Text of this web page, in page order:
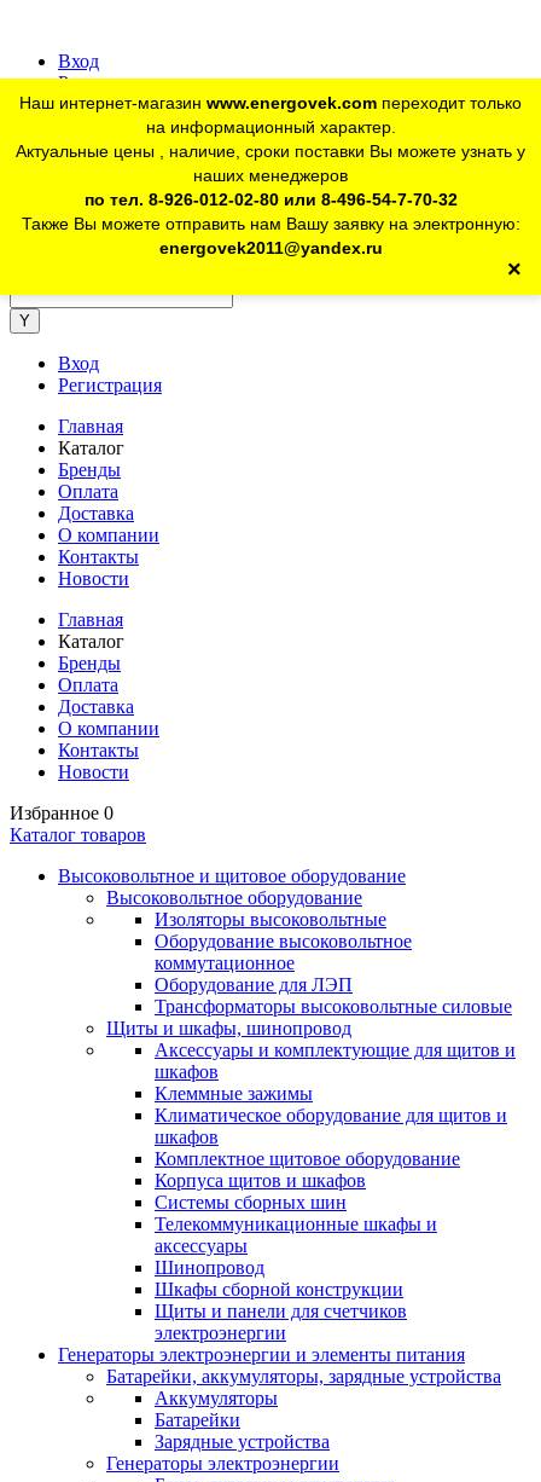
Вход
Регистрация
Для юр. лиц:+7 (926) 012-02-80
telegram Розничный магазин:+7 (925) 902-46-10
Наш интернет-магазин www.energovek.com переходит только
на информационный характер.
Актуальные цены , наличие, сроки поставки Вы можете узнать у
наших менеджеров
по тел. 8-926-012-02-80 или 8-496-54-7-70-32
Также Вы можете отправить нам Вашу заявку на электронную:
energovek2011@yandex.ru
×
Вход
Регистрация
Главная
Каталог
Бренды
Оплата
Доставка
О компании
Контакты
Новости
Главная
Каталог
Бренды
Оплата
Доставка
О компании
Контакты
Новости
Избранное 0
Каталог товаров
Высоковольтное и щитовое оборудование
Высоковольтное оборудование
Изоляторы высоковольтные
Оборудование высоковольтное
коммутационное
Оборудование для ЛЭП
Трансформаторы высоковольтные силовые
Щиты и шкафы, шинопровод
Аксессуары и комплектующие для щитов и
шкафов
Клеммные зажимы
Климатическое оборудование для щитов и
шкафов
Комплектное щитовое оборудование
Корпуса щитов и шкафов
Системы сборных шин
Телекоммуникационные шкафы и
аксессуары
Шинопровод
Шкафы сборной конструкции
Щиты и панели для счетчиков
электроэнергии
Генераторы электроэнергии и элементы питания
Батарейки, аккумуляторы, зарядные устройства
Аккумуляторы
Батарейки
Зарядные устройства
Генераторы электроэнергии